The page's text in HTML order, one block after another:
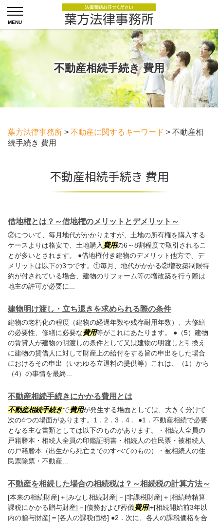
不動産相続手続き 費用
葉方法律事務所 > 不動産に関するキーワード > 不動産相
続手続き 費用
不動産相続手続き 費用
借地権とは？～借地権のメリットとデメリット～
②について、毎月地代がかかりますが、土地の所有権を購入する
ケースよりは格安で、土地購入 費用の6～8割程度で取引されるこ
とが多いとされます。 ●借地権付き建物のデメリット他方で、デ
メリットは以下の3つです。①毎月、地代がかかる②増改築制限特
約が付されている場合、建物のリフォーム等の増改築を行う際は
地主の許可が必要に...
建物明け渡し・立ち退きを求められる際の条件
建物の老朽化の程度（建物の経過年数や残存耐用年数）、大修繕
の必要性、修繕に必要な費用等がこれにあたります。 ●（5）建物
の賃貸人が建物の明渡しの条件として又は建物の明渡しと引換え
に建物の賃借人に対して財産上の給付をする旨の申出をした場合
におけるその申出（いわゆる立退料の提供等）これは、（1）から
（4）の事情を最終...
不動産相続手続きにかかる費用とは
不動産相続手続きで費用が発生する場面としては、大きく分けて
次の4つの場面があります。1．2．3．4． ●1．不動産相続で必要
となる主な書類としては以下のものがあります。・相続人全員の
戸籍謄本・相続人全員の印鑑証明書・相続人の住民票・被相続人
の戸籍謄本（出生から死亡までのすべてのもの）・被相続人の住
民票除票・不動産...
不動産を相続した場合の相続税は？～相続税の計算方法～
[本来の相続財産]＋[みなし相続財産]－[非課税財産]＋[相続時精算
課税にかかる贈与財産]－[債務および葬儀費用]+[相続開始前3年以
内の贈与財産]＝[各人の課税価格] ●2．次に、各人の課税価格を合